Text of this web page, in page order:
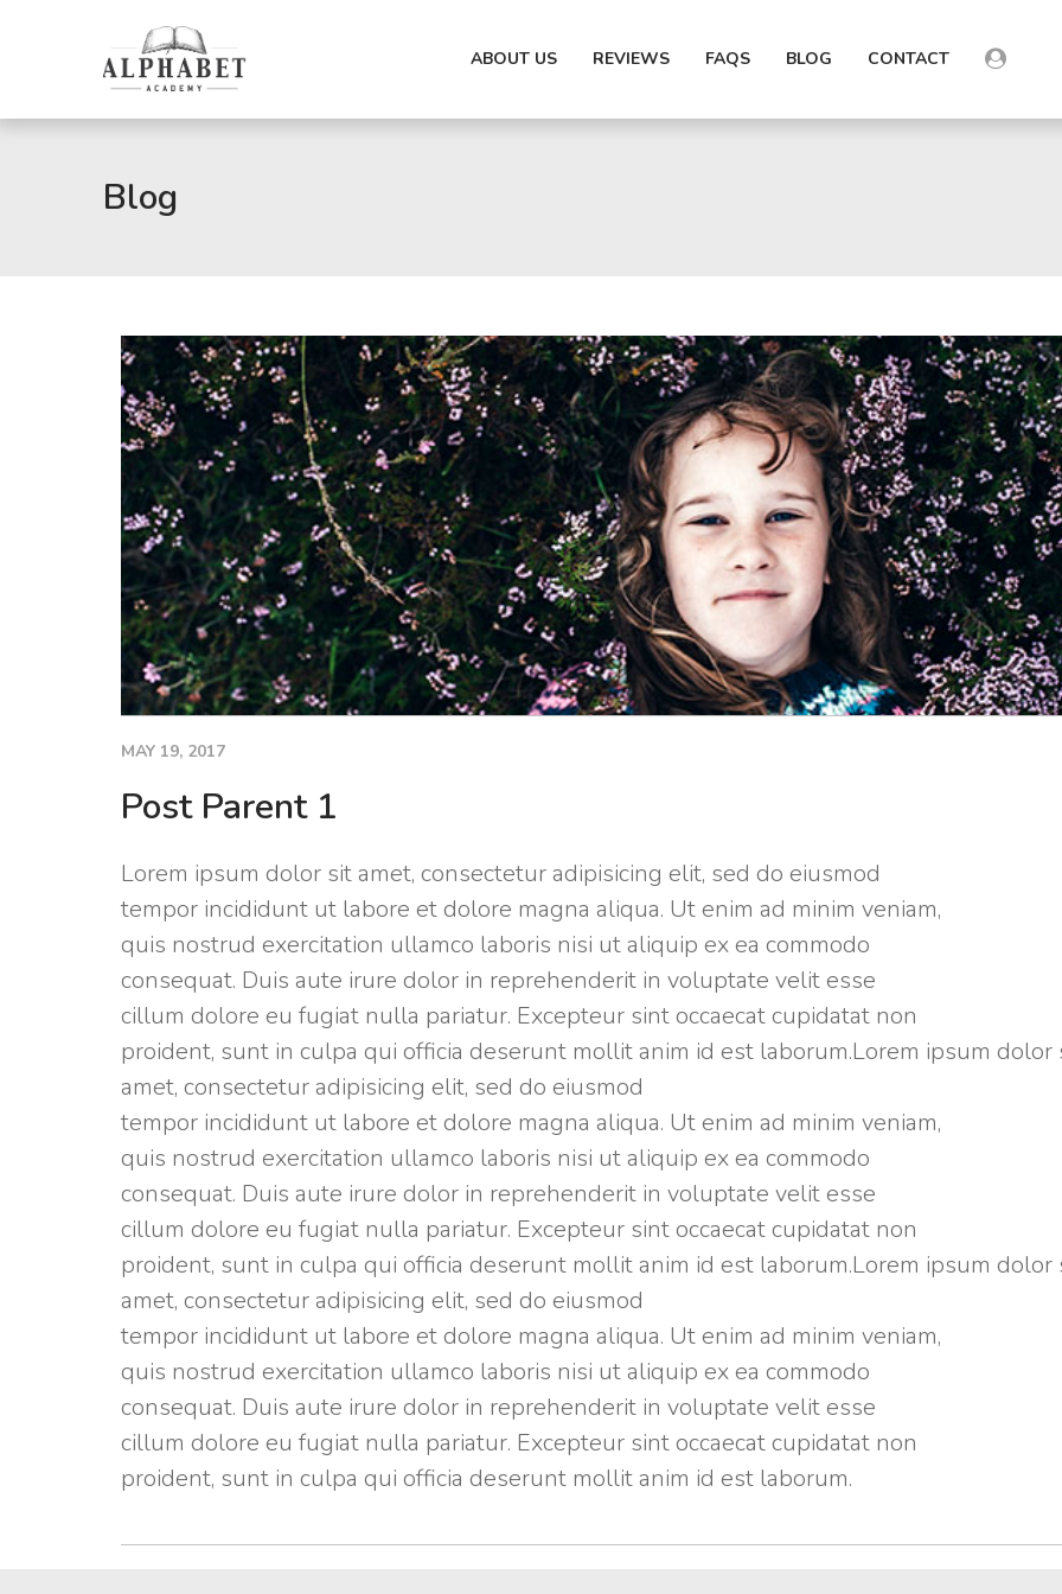
ABOUT US REVIEWS FAQS BLOG CONTACT
Blog
MAY 19, 2017
Post
1
Post Parent 1
Lorem
ipsum
dolor
sit
amet,
consectetur
adipisicing
elit,
sed
do
eiusmod
tempor
incididunt
ut
labore
et
dolore
magna
aliqua.
Ut
Lorem ipsum dolor sit amet, consectetur adipisicing elit, sed do eiusmod
tempor incididunt ut labore et dolore magna aliqua. Ut enim ad minim veniam,
quis nostrud exercitation ullamco laboris nisi ut aliquip ex ea commodo
consequat. Duis aute irure dolor in reprehenderit in voluptate velit esse
cillum dolore eu fugiat nulla pariatur. Excepteur sint occaecat cupidatat non
proident, sunt in culpa qui officia deserunt mollit anim id est laborum.Lorem ipsum dolor
amet, consectetur adipisicing elit, sed do eiusmod
tempor incididunt ut labore et dolore magna aliqua. Ut enim ad minim veniam,
quis nostrud exercitation ullamco laboris nisi ut aliquip ex ea commodo
consequat. Duis aute irure dolor in reprehenderit in voluptate velit esse
cillum dolore eu fugiat nulla pariatur. Excepteur sint occaecat cupidatat non
proident, sunt in culpa qui officia deserunt mollit anim id est laborum.Lorem ipsum dolor
amet, consectetur adipisicing elit, sed do eiusmod
tempor incididunt ut labore et dolore magna aliqua. Ut enim ad minim veniam,
quis nostrud exercitation ullamco laboris nisi ut aliquip ex ea commodo
consequat. Duis aute irure dolor in reprehenderit in voluptate velit esse
cillum dolore eu fugiat nulla pariatur. Excepteur sint occaecat cupidatat non
proident, sunt in culpa qui officia deserunt mollit anim id est laborum.